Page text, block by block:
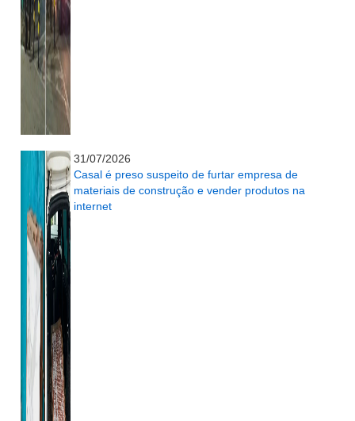
31/07/2026
Casal é preso suspeito de furtar empresa de
materiais de construção e vender produtos na
internet